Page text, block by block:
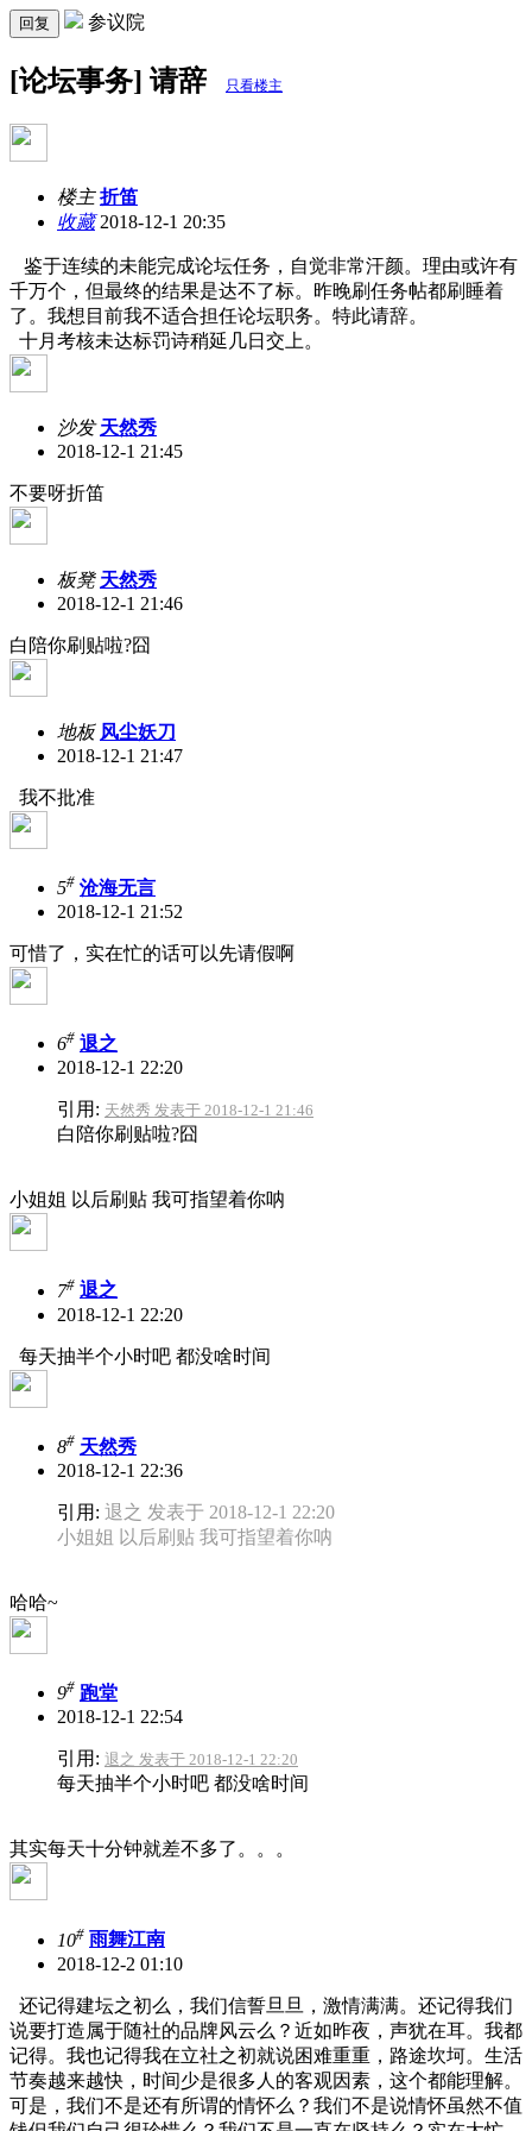
回复 参议院
[论坛事务] 请辞 只看楼主
楼主 折笛
收藏2018-12-1 20:35
鉴于连续的未能完成论坛任务，自觉非常汗颜。理由或许有
千万个，但最终的结果是达不了标。昨晚刷任务帖都刷睡着
了。我想目前我不适合担任论坛职务。特此请辞。
十月考核未达标罚诗稍延几日交上。
沙发 天然秀
2018-12-1 21:45
不要呀折笛
板凳 天然秀
2018-12-1 21:46
白陪你刷贴啦?囧
地板 风尘妖刀
2018-12-1 21:47
我不批准
5# 沧海无言
2018-12-1 21:52
可惜了，实在忙的话可以先请假啊
6# 退之
2018-12-1 22:20
引用: 天然秀 发表于 2018-12-1 21:46
白陪你刷贴啦?囧
小姐姐 以后刷贴 我可指望着你呐
7# 退之
2018-12-1 22:20
每天抽半个小时吧 都没啥时间
8# 天然秀
2018-12-1 22:36
引用: 退之 发表于 2018-12-1 22:20
小姐姐 以后刷贴 我可指望着你呐
哈哈~
9# 跑堂
2018-12-1 22:54
引用: 退之 发表于 2018-12-1 22:20
每天抽半个小时吧 都没啥时间
其实每天十分钟就差不多了。。。
10# 雨舞江南
2018-12-2 01:10
还记得建坛之初么，我们信誓旦旦，激情满满。还记得我们
说要打造属于随社的品牌风云么？近如昨夜，声犹在耳。我都
记得。我也记得我在立社之初就说困难重重，路途坎坷。生活
节奏越来越快，时间少是很多人的客观因素，这个都能理解。
可是，我们不是还有所谓的情怀么？我们不是说情怀虽然不值